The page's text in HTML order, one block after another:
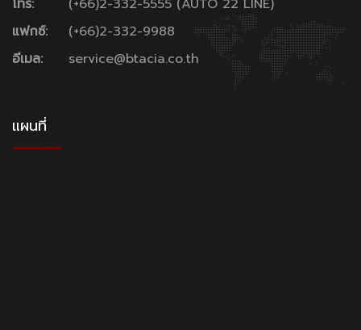
โทร:
(+66)2-332-5555 (AUTO 22 LINE)
แฟกซ์:
(+66)2-332-9988
อีเมล:
service@btacia.co.th
แผนที่